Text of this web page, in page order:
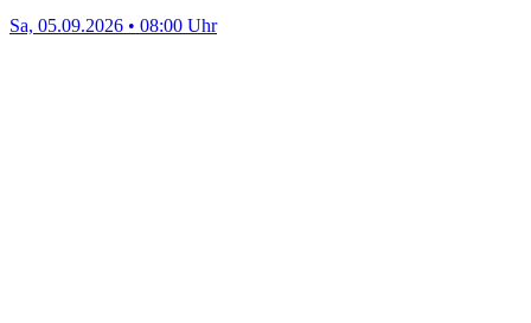
Sa, 05.09.2026 • 08:00 Uhr